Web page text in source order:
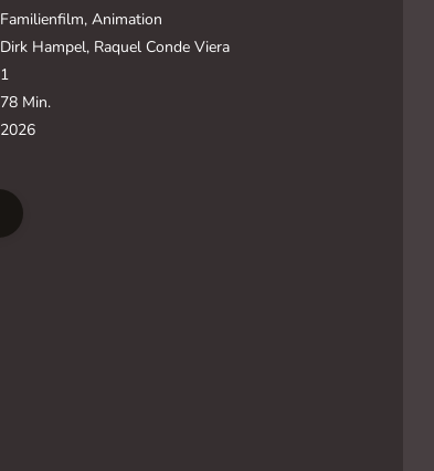
Familienfilm, Animation
Dirk Hampel, Raquel Conde Viera
1
78 Min.
2026